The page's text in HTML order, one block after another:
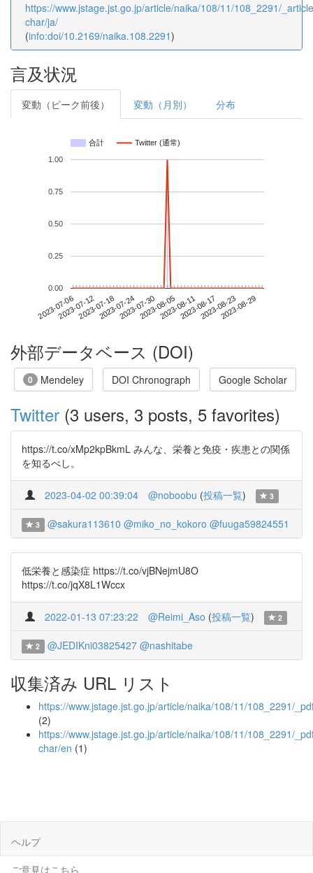
https://www.jstage.jst.go.jp/article/naika/108/11/108_2291/
char/ja/
(info:doi/10.2169/naika.108.2291)
言及状況
変動（ピーク前後） 変動（月別） 分布
合計 Twitter (通常)
2023-07-062023-07-122023-07-182023-07-242023-07-302023-08-052023-08-112023-08-172023-08-232023-08-29
0.00
0.25
0.50
0.75
1.00
外部データベース (DOI)
0 Mendeley DOI Chronograph Google Scholar
Twitter (3 users, 3 posts, 5 favorites)
https://t.co/xMp2kpBkmL みんな、栄養と免疫・疾患との関係
を知るべし。
2023-04-02 00:39:04 @noboobu (投稿一覧) 3
3 @sakura113610 @miko_no_kokoro @fuuga59824551
低栄養と感染症 https://t.co/vjBNejmU8O
https://t.co/jqX8L1Wccx
2022-01-13 07:23:22 @Reimi_Aso (投稿一覧) 2
2 @JEDIKni03825427 @nashitabe
収集済み URL リスト
https://www.jstage.jst.go.jp/article/naika/108/11/108_2291/
(2)
https://www.jstage.jst.go.jp/article/naika/108/11/108_2291/
char/en (1)
ヘルプ
ご意見はこちら